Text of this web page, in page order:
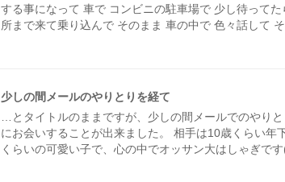
する事になって 車で コンビニの駐車場で 少し待って
所まで来て乗り込んで そのまま 車の中で 色々話して
らくして また会う事になって その彼女は 手帳が欲し
少しの間メールのやりとりを経て
…とタイトルのままですが、少しの間メールでのやり
にお会いすることが出来ました。 相手は10歳くらい年
くらいの可愛い子で、心の中でオッサン大はしゃぎで
う～とやんわり約束して、その日は別れました。 今後